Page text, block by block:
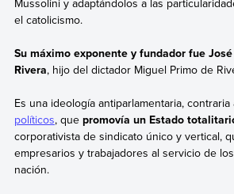
el catolicismo.
Su máximo exponente y fundador fue
Rivera, hijo del dictador Miguel Primo de
Es una ideología antiparlamentaria, contraria
políticos, que promovía un Estado
corporativista de sindicato único y vertical,
empresarios y trabajadores al servicio de
nación.